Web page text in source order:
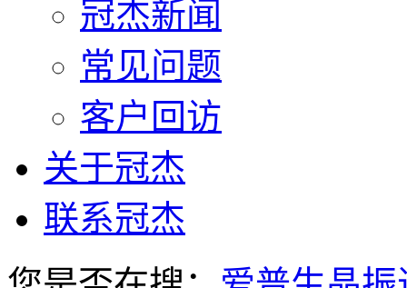
冠杰新闻
常见问题
客户回访
关于冠杰
联系冠杰